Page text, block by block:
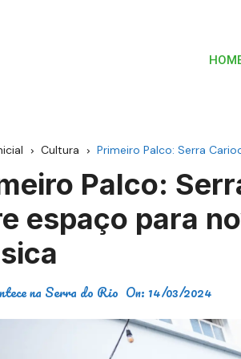
Cultura Primeiro Palco: Serra
Palco:
espaço para
na Serra do Rio On: 14/03/2024